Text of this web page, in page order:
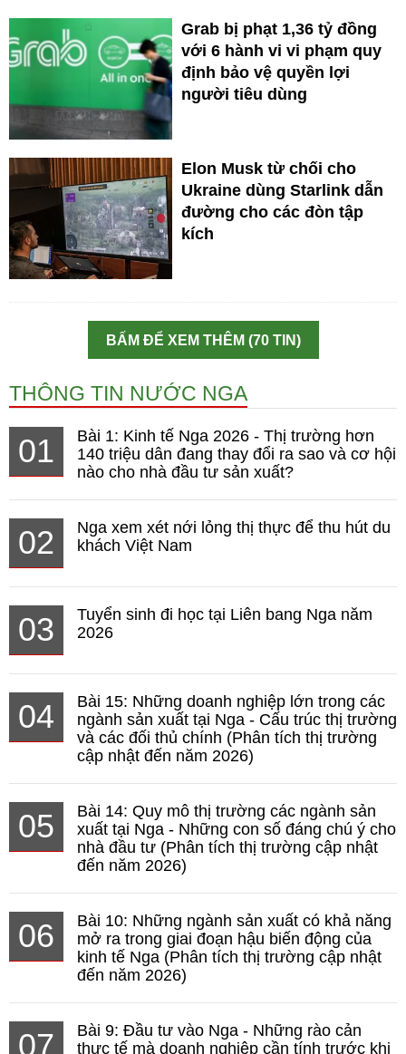
Grab bị phạt 1,36 tỷ đồng
với 6 hành vi vi phạm quy
định bảo vệ quyền lợi
người tiêu dùng
Elon Musk từ chối cho
Ukraine dùng Starlink dẫn
đường cho các đòn tập
kích
BẤM ĐỂ XEM THÊM (70 TIN)
THÔNG TIN NƯỚC NGA
01
Bài 1: Kinh tế Nga 2026 - Thị trường hơn
140 triệu dân đang thay đổi ra sao và cơ hội
nào cho nhà đầu tư sản xuất?
02
Nga xem xét nới lỏng thị thực để thu hút du
khách Việt Nam
03
Tuyển sinh đi học tại Liên bang Nga năm
2026
04
Bài 15: Những doanh nghiệp lớn trong các
ngành sản xuất tại Nga - Cấu trúc thị trường
và các đối thủ chính (Phân tích thị trường
cập nhật đến năm 2026)
05
Bài 14: Quy mô thị trường các ngành sản
xuất tại Nga - Những con số đáng chú ý cho
nhà đầu tư (Phân tích thị trường cập nhật
đến năm 2026)
06
Bài 10: Những ngành sản xuất có khả năng
mở ra trong giai đoạn hậu biến động của
kinh tế Nga (Phân tích thị trường cập nhật
đến năm 2026)
07
Bài 9: Đầu tư vào Nga - Những rào cản
thực tế mà doanh nghiệp cần tính trước khi